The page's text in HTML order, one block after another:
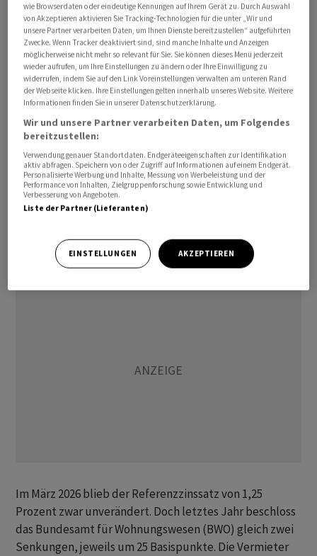
Viele Mieter trauen sich aber gar nicht, die Senkung
einzufordern. Neue Zahlen zeigen nun das Ausmass:
Über ein Drittel der Mieter zahlt aktuell zu viel Miete,
wie aus dem Immobilienbarometer der ZKB hervorgeht.
Die Bank geht davon aus, dass fast die Hälfte der
Schweizer Mieterinnen und Mieter von den letzten
nur knapp 12 Prozent der Mieter haben die zweite
Senkung eingefordert, schreibt die ZKB. Im Kanton
Zürich, wo hohe Mieten zum Alltag gehören, dürften gar
70 Prozent der Mieter Anrecht auf eine Senkung haben.
Aber nur 16 Prozent haben die Reduktion auch
beantragt.
Im März 2026 blieb der Referenzzinssatz von 1,25
Prozent zwar unverändert. Doch letztes Jahr beschloss
das Bundesamt für Wohnungswesen (BWO) gleich zwei
Senkungen, jeweils um 25 Basispunkte. Die Vermieter
wie Browserdaten oder eindeutige Kennungen auf Ihrem Gerät zu. Durch Auswahl
von Akzeptieren aktivieren Sie Tracking-Technologien für die unter „Wir und
unsere Partner verarbeiten Daten, um Ihnen Dienste bereitzustellen“ aufgeführten
Zwecke. Wenn Tracker deaktiviert sind, sind manche Inhalte und Anzeigen
möglicherweise nicht mehr so relevant für Sie. Sie können dieses Menü jederzeit
wieder aufrufen, um Ihre Einstellungen zu ändern oder Ihre Einwilligung zu
widerrufen, indem Sie auf den Link Voreinstellungen verwalten am unteren Rand
der Webseite klicken. Ihre Einstellungen gelten innerhalb unseres Website. Weitere
Informationen finden Sie in unserer Datenschutzerklärung.
Wir und unsere Partner verarbeiten Daten, um Folgendes
bereitzustellen:
Verwendung genauer Standortdaten. Endgeräteeigenschaften zur Identifikation
aktiv abfragen. Speichern von oder Zugriff auf Informationen auf einem Endgerät.
Personalisierte Werbung und Inhalte, Messung von Werbeleistung und der
Performance von Inhalten, Zielgruppenforschung sowie Entwicklung und
Verbesserung von Angeboten.
Liste der Partner (Lieferanten)
EINSTELLUNGEN AKZEPTIEREN